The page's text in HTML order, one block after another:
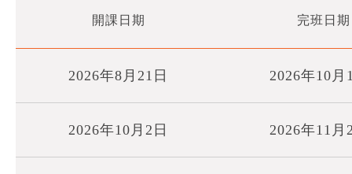
開課日期 完班日期
2026年8月21日 2026年10月
2026年10月2日 2026年11月